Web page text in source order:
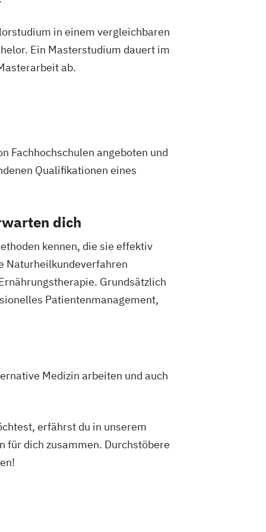
in einem vergleichbaren
Ein Masterstudium dauert im
ab.
Fachhochschulen angeboten und
Qualifikationen eines
dich
kennen, die sie effektiv
Naturheilkundeverfahren
Grundsätzlich
Patientenmanagement,
Medizin arbeiten und auch
erfährst du in unserem
für dich zusammen. Durchstöbere